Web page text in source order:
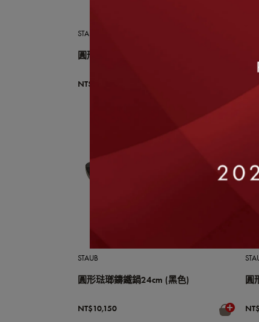
STAUB
圓形琺瑯鑄鐵鍋24cm (海洋藍)
NT$10,150
STAUB
圓形琺瑯鑄鐵鍋24cm (黑色)
NT$10,150
圓